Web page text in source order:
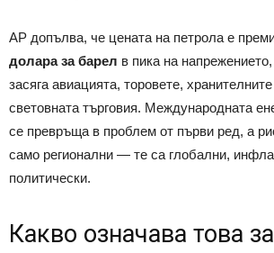
AP допълва, че цената на петрола е
долара за барел в пика на
засяга авиацията, торовете,
световната търговия. Международната
се превръща в проблем от първи ред, а
само регионални — те са глобални,
политически.
Какво означава това